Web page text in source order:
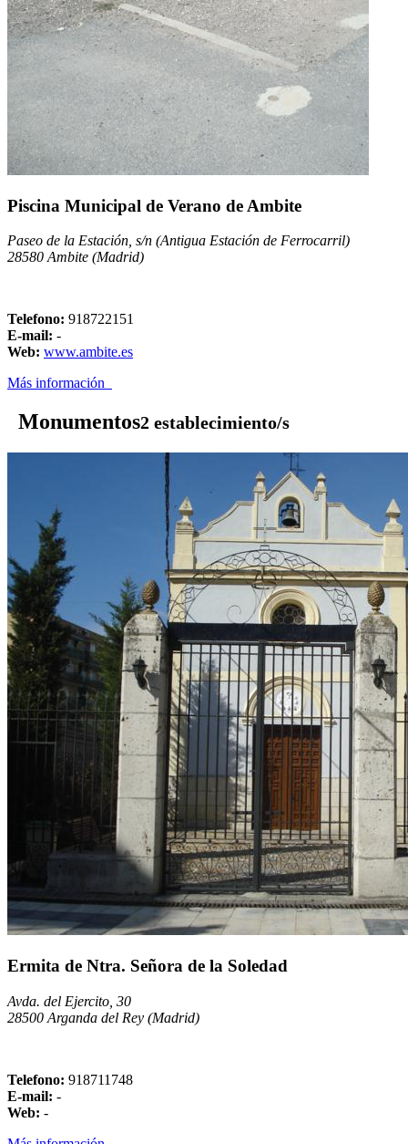
Piscina Municipal de Verano de Ambite
Paseo de la Estación, s/n (Antigua Estación de Ferrocarril)
28580 Ambite (Madrid)
Telefono: 918722151
E-mail: -
Web: www.ambite.es
Más información
Monumentos2 establecimiento/s
Ermita de Ntra. Señora de la Soledad
Avda. del Ejercito, 30
28500 Arganda del Rey (Madrid)
Telefono: 918711748
E-mail: -
Web: -